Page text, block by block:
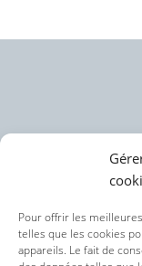
Pour offrir les
telles que les cookies
appareils. Le fait de
Politique des
Politique de